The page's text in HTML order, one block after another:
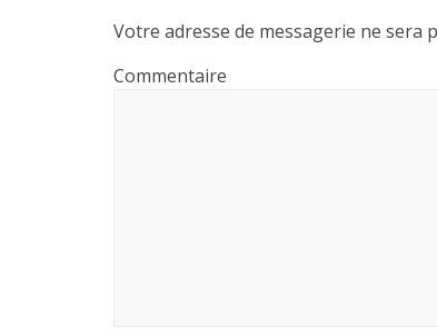
Votre adresse de messagerie ne sera
Commentaire